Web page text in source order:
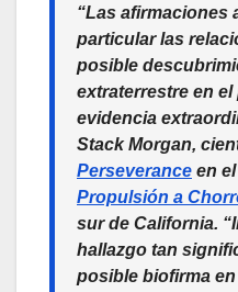
“Las afirmaciones
particular las
posible
extraterrestre en
evidencia
Stack Morgan,
Perseverance en el
Propulsión a
sur de California.
hallazgo tan
posible biofirma en